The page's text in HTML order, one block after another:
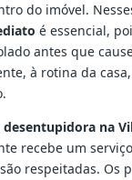
do imóvel.
é essencial,
antes que
à rotina da
desentupidora na
recebe um
respeitadas. Os